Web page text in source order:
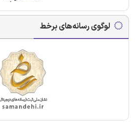
لوگوی رسانه‌های برخط